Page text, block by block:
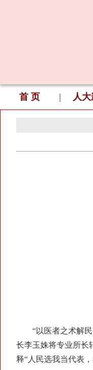
首 页 | 人大
“以医者之术解民
长李玉姝将专业所长
释“人民选我当代表